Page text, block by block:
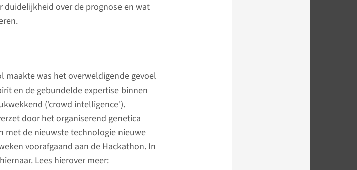
over de prognose en wat
maakte was het overweldigende gevoel
en de gebundelde expertise binnen
(‘crowd intelligence').
door het organiserend genetica
met de nieuwste technologie nieuwe
voorafgaand aan de Hackathon. In
Lees hierover meer: